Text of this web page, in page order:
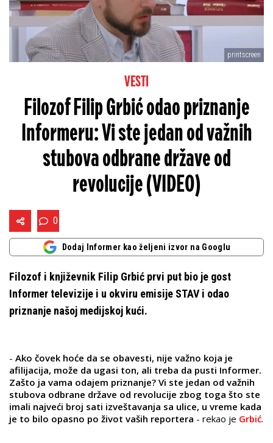
printscreen
VESTI
Filozof Filip Grbić odao priznanje
Informeru: Vi ste jedan od važnih
stubova odbrane države od
revolucije (VIDEO)
0
Dodaj Informer kao željeni izvor na Googlu
Filozof i književnik Filip Grbić prvi put bio je gost
Informer televizije i u okviru emisije STAV i odao
priznanje našoj medijskoj kući.
- Ako čovek hoće da se obavesti, nije važno koja je
afilijacija, može da ugasi ton, ali treba da pusti Informer.
Zašto ja vama odajem priznanje? Vi ste jedan od važnih
stubova odbrane države od revolucije zbog toga što ste
imali najveći broj sati izveštavanja sa ulice, u vreme kada
je to bilo opasno po život vaših reportera - rekao je Grbić.